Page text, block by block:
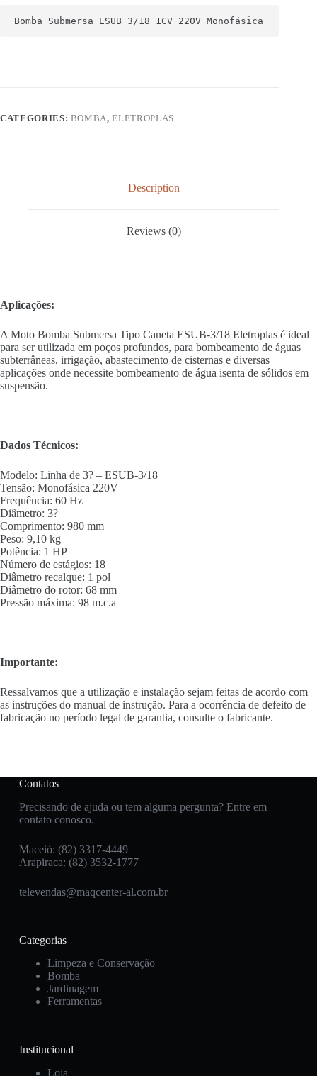
Bomba Submersa ESUB 3/18 1CV 220V Monofásica
CATEGORIES: BOMBA,ELETROPLAS
Description
Reviews (0)
Aplicações:
A Moto Bomba Submersa Tipo Caneta ESUB-3/18 Eletroplas é ideal
para ser utilizada em poços profundos, para bombeamento de águas
subterrâneas, irrigação, abastecimento de cisternas e diversas
aplicações onde necessite bombeamento de água isenta de sólidos em
suspensão.
Dados Técnicos:
Modelo: Linha de 3? – ESUB-3/18
Tensão: Monofásica 220V
Frequência: 60 Hz
Diâmetro: 3?
Comprimento: 980 mm
Peso: 9,10 kg
Potência: 1 HP
Número de estágios: 18
Diâmetro recalque: 1 pol
Diâmetro do rotor: 68 mm
Pressão máxima: 98 m.c.a
Importante:
Ressalvamos que a utilização e instalação sejam feitas de acordo com
as instruções do manual de instrução. Para a ocorrência de defeito de
fabricação no período legal de garantia, consulte o fabricante.
Contatos
Precisando de ajuda ou tem alguma pergunta? Entre em
contato conosco.
Maceió: (82) 3317-4449
Arapiraca: (82) 3532-1777
televendas@maqcenter-al.com.br
Categorias
Limpeza e Conservação
Bomba
Jardinagem
Ferramentas
Institucional
Loja